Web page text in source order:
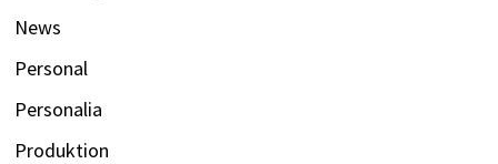
News
Personal
Personalia
Produktion